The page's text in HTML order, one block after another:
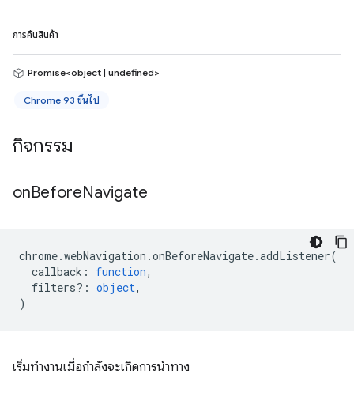
การคืนสินค้า
Promise<object | undefined>
Chrome 93 ขึ้นไป
กิจกรรม
onBeforeNavigate
chrome.webNavigation .onBeforeNavigate.addListener(
callback : function,
filters? : object,
)
เริ่มทำงานเมื่อกำลังจะเกิดการนำทาง